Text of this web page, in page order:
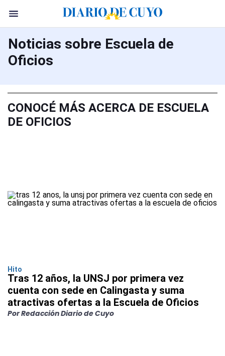
Noticias sobre Escuela de
Oficios
CONOCÉ MÁS ACERCA DE ESCUELA
DE OFICIOS
Hito
Tras 12 años, la UNSJ por primera vez
cuenta con sede en Calingasta y suma
atractivas ofertas a la Escuela de Oficios
Por Redacción Diario de Cuyo